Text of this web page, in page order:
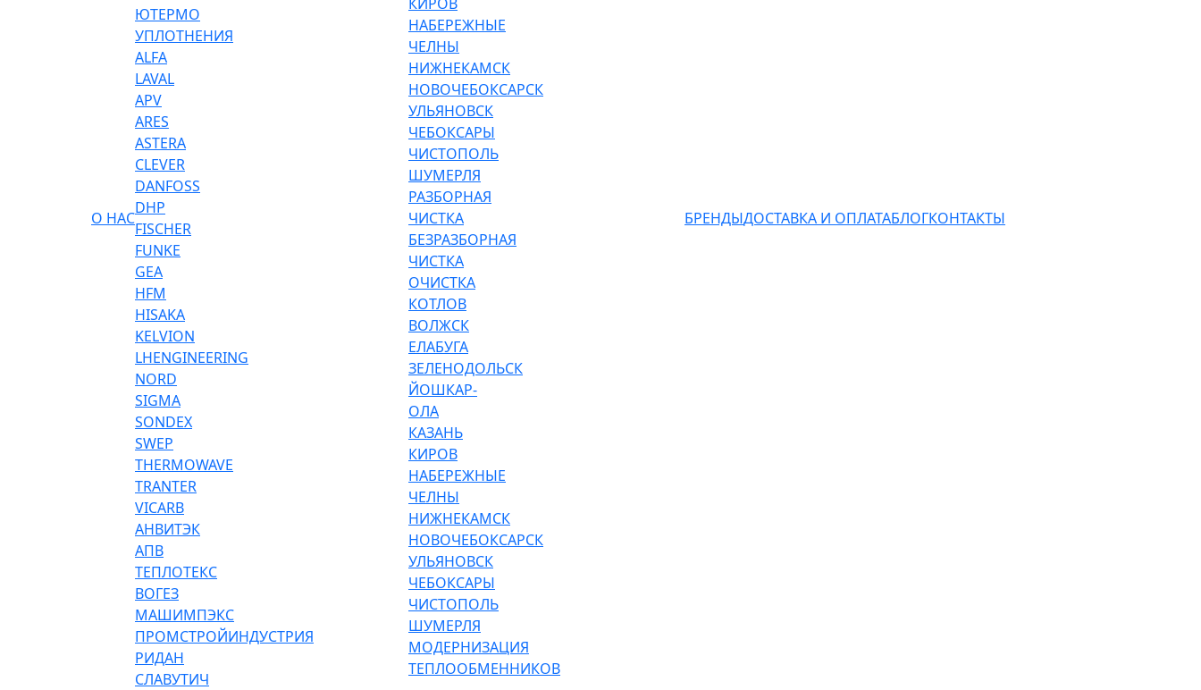
О НАС
ЮТЕРМО
УПЛОТНЕНИЯ
ALFA
LAVAL
APV
ARES
ASTERA
CLEVER
DANFOSS
DHP
FISCHER
FUNKE
GEA
HFM
HISAKA
KELVION
LHENGINEERING
NORD
SIGMA
SONDEX
SWEP
THERMOWAVE
TRANTER
VICARB
АНВИТЭК
АПВ
ТЕПЛОТЕКС
ВОГЕЗ
МАШИМПЭКС
ПРОМСТРОЙИНДУСТРИЯ
РИДАН
СЛАВУТИЧ
НАБЕРЕЖНЫЕ
ЧЕЛНЫ
НИЖНЕКАМСК
НОВОЧЕБОКСАРСК
УЛЬЯНОВСК
ЧЕБОКСАРЫ
ЧИСТОПОЛЬ
ШУМЕРЛЯ
РАЗБОРНАЯ
ЧИСТКА
БЕЗРАЗБОРНАЯ
ЧИСТКА
ОЧИСТКА
КОТЛОВ
ВОЛЖСК
ЕЛАБУГА
ЗЕЛЕНОДОЛЬСК
ЙОШКАР-
ОЛА
КАЗАНЬ
КИРОВ
НАБЕРЕЖНЫЕ
ЧЕЛНЫ
НИЖНЕКАМСК
НОВОЧЕБОКСАРСК
УЛЬЯНОВСК
ЧЕБОКСАРЫ
ЧИСТОПОЛЬ
ШУМЕРЛЯ
МОДЕРНИЗАЦИЯ
ТЕПЛООБМЕННИКОВ
БРЕНДЫДОСТАВКА И ОПЛАТАБЛОГКОНТАКТЫ